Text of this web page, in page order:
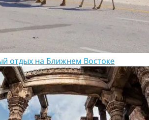
отдых на Ближнем Востоке